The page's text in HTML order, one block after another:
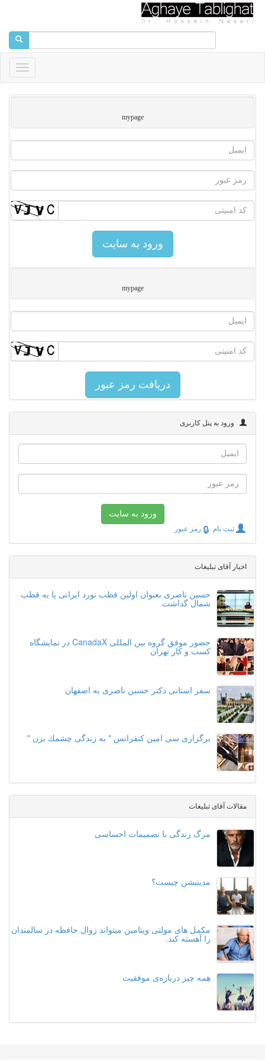
Toggle
mypage
mypage
ورود به پنل کاربری
ثبت نام رمز عبور
اخبار آقای تبلیغات
حسین ناصری بعنوان اولین قظب نورد ایرانی پا به قطب
شمال گداشت
حضور موفق گروه بین المللی CanadaX در نمایشگاه
کسب و کار تهران
سفر استانى دكتر حسين ناصرى به اصفهان
برگزارى سى امين كنفرانس " به زندگى چشمك بزن "
مقالات آقای تبلیغات
مرگ زندگی با تصمیمات احساسی
مدیتیشن چیست؟
مکمل های مولتی ویتامین میتواند زوال حافظه در سالمندان
را آهسته کند.
همه‌ چیز درباره‌ی موفقیت